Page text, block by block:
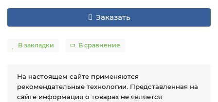
Заказать
В закладки В сравнение
На настоящем сайте применяются
рекомендательные технологии. Представленная на
сайте информация о товарах не является